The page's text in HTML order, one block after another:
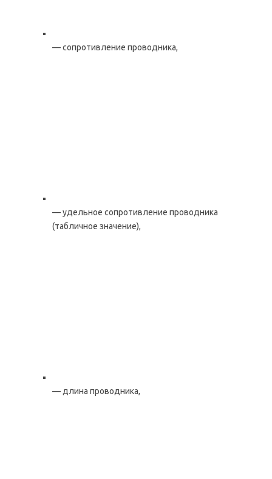
— сопротивление проводника,
— удельное сопротивление проводника
(табличное значение),
— длина проводника,